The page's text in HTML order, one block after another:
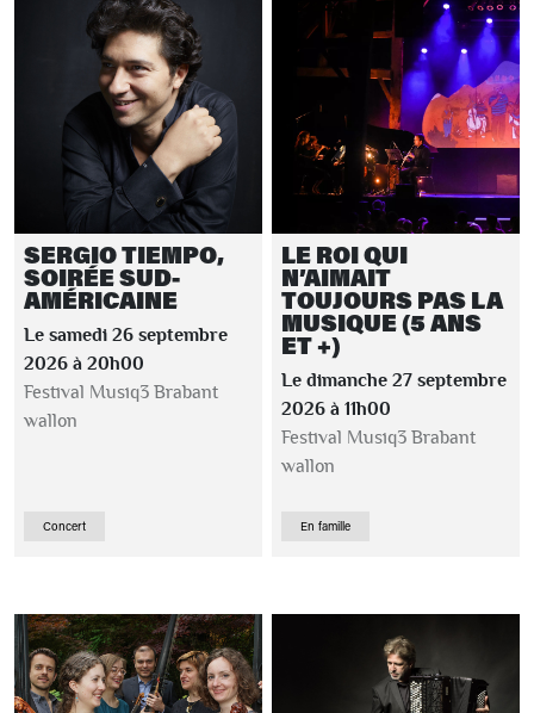
SERGIO TIEMPO,
SOIRÉE SUD-
AMÉRICAINE
Le samedi 26 septembre
2026 à 20h00
Festival Musiq3 Brabant
wallon
Concert
LE ROI QUI
N’AIMAIT
TOUJOURS PAS LA
MUSIQUE (5 ANS
ET +)
Le dimanche 27 septembre
2026 à 11h00
Festival Musiq3 Brabant
wallon
En famille